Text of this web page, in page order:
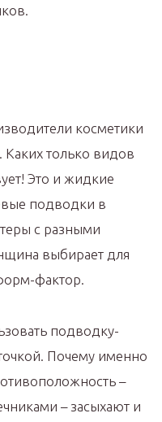
косметики
только видов
Это и жидкие
подводки в
с разными
выбирает для
фактор.
подводку-
Почему именно
–
– засыхают и